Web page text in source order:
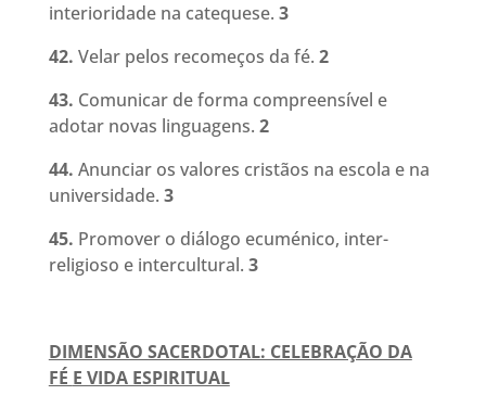
interioridade na catequese. 3
42. Velar pelos recomeços da fé. 2
43. Comunicar de forma compreensível e
adotar novas linguagens. 2
44. Anunciar os valores cristãos na escola e na
universidade. 3
45. Promover o diálogo ecuménico, inter-
religioso e intercultural. 3
DIMENSÃO SACERDOTAL: CELEBRAÇÃO DA
FÉ E VIDA ESPIRITUAL